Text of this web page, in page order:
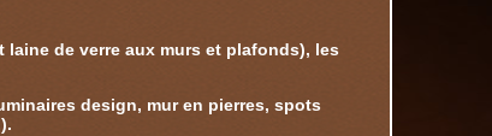
de verre aux murs et plafonds), les
design, mur en pierres, spots